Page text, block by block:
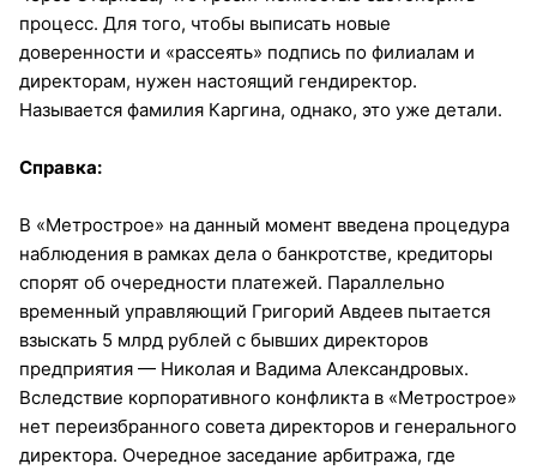
процесс. Для того, чтобы выписать новые
доверенности и «рассеять» подпись по филиалам и
директорам, нужен настоящий гендиректор.
Называется фамилия Каргина, однако, это уже детали.
Справка:
В «Метрострое» на данный момент введена процедура
наблюдения в рамках дела о банкротстве, кредиторы
спорят об очередности платежей. Параллельно
временный управляющий Григорий Авдеев пытается
взыскать 5 млрд рублей с бывших директоров
предприятия — Николая и Вадима Александровых.
Вследствие корпоративного конфликта в «Метрострое»
нет переизбранного совета директоров и генерального
директора. Очередное заседание арбитража, где